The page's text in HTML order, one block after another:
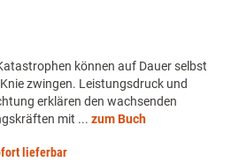
können auf Dauer selbst
zwingen. Leistungsdruck und
erklären den wachsenden
mit ... zum Buch
lieferbar